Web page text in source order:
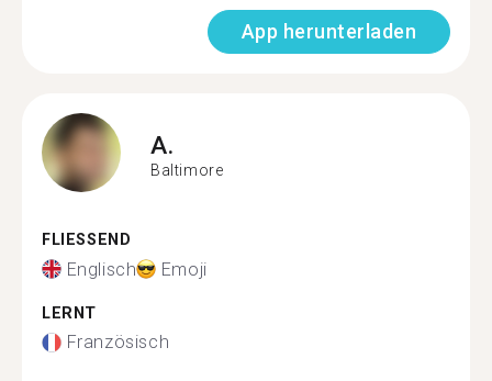
App herunterladen
A.
Baltimore
FLIESSEND
Englisch Emoji
LERNT
Französisch